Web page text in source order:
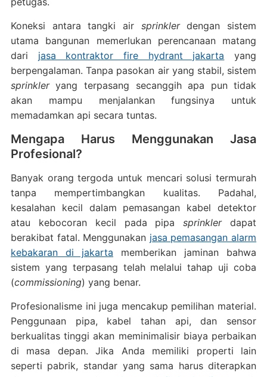
Koneksi antara tangki air sprinklerdengan sistem
utama bangunan memerlukan perencanaan matang
dari jasa kontraktor fire hydrant jakarta yang
berpengalaman. Tanpa pasokan air yang stabil, sistem
sprinkleryang terpasang secanggih apa pun tidak
akan mampu menjalankan fungsinya untuk
memadamkan api secara tuntas.
Mengapa Harus Menggunakan Jasa
Profesional?
Banyak orang tergoda untuk mencari solusi termurah
tanpa mempertimbangkan kualitas. Padahal,
kesalahan kecil dalam pemasangan kabel detektor
atau kebocoran kecil pada pipasprinklerdapat
berakibat fatal. Menggunakan jasa pemasangan alarm
kebakaran di jakarta memberikan jaminan bahwa
sistem yang terpasang telah melalui tahap uji coba
(commissioning) yang benar.
Profesionalisme ini juga mencakup pemilihan material.
Penggunaan pipa, kabel tahan api, dan sensor
berkualitas tinggi akan meminimalisir biaya perbaikan
di masa depan. Jika Anda memiliki properti lain
seperti pabrik, standar yang sama harus diterapkan